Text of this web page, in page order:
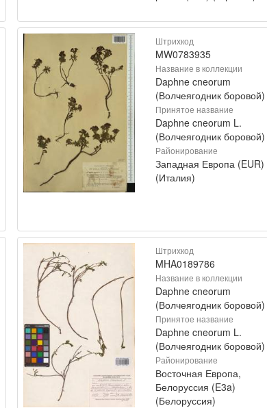
Штрихкод
MW0783935
Название в коллекции
Daphne cneorum
(Волчеягодник боровой)
Принятое название
Daphne cneorum L.
(Волчеягодник боровой)
Районирование
Западная Европа (EUR)
(Италия)
Штрихкод
MHA0189786
Название в коллекции
Daphne cneorum
(Волчеягодник боровой)
Принятое название
Daphne cneorum L.
(Волчеягодник боровой)
Районирование
Восточная Европа,
Белоруссия (E3a)
(Белоруссия)